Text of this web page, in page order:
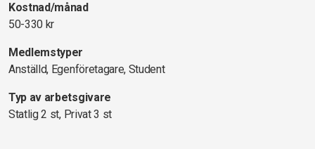
Kostnad/månad
50-330 kr
Medlemstyper
Anställd, Egenföretagare, Student
Typ av arbetsgivare
Statlig 2 st, Privat 3 st